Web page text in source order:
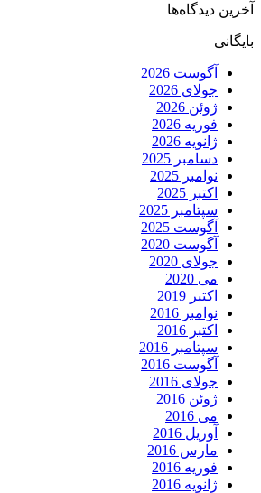
آخرین دیدگاه‌ها
بایگانی
آگوست 2026
جولای 2026
ژوئن 2026
فوریه 2026
ژانویه 2026
دسامبر 2025
نوامبر 2025
اکتبر 2025
سپتامبر 2025
آگوست 2025
آگوست 2020
جولای 2020
می 2020
اکتبر 2019
نوامبر 2016
اکتبر 2016
سپتامبر 2016
آگوست 2016
جولای 2016
ژوئن 2016
می 2016
آوریل 2016
مارس 2016
فوریه 2016
ژانویه 2016